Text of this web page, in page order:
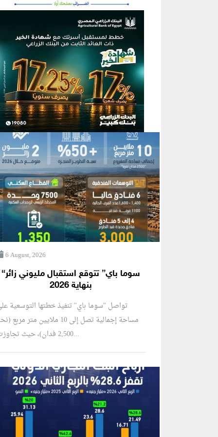
منطقة
6 August, 2026
“سوما باي” تتوقع استقبال مليوني زائر
بنهاية 2026
تواصل "سوما باي" تنفيذ خطتها التوسعية
مساحة إجمالية تصل إلى 10 ملايين متر مربع
2,500 فدان)، حيث تجاوزت...